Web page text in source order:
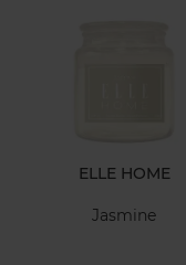
ELLE HOME
Jasmine